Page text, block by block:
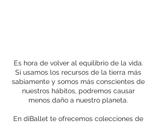
Es hora de volver al equilibrio de la vida.
Si usamos los recursos de la tierra más
sabiamente y somos más conscientes de
nuestros hábitos, podremos causar
menos daño a nuestro planeta.
En diBallet te ofrecemos colecciones de